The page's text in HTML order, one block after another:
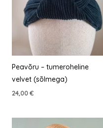
Peavõru – tumeroheline
velvet (sõlmega)
24,00€